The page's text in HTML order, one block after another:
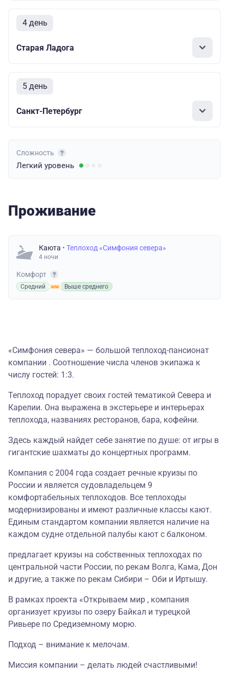
4 день
Старая Ладога
5 день
Санкт-Петербург
Сложность
Легкий уровень
Проживание
Каюта • Теплоход «Симфония севера»
4 ночи
Комфорт
Средний Выше среднего
«Симфония севера» — большой теплоход-пансионат
компании . Соотношение числа членов экипажа к
числу гостей: 1:3.
Теплоход порадует своих гостей тематикой Севера и
Карелии. Она выражена в экстерьере и интерьерах
теплохода, названиях ресторанов, бара, кофейни.
Здесь каждый найдет себе занятие по душе: от игры в
гигантские шахматы до концертных программ.
Компания с 2004 года создает речные круизы по
России и является судовладельцем 9
комфортабельных теплоходов. Все теплоходы
модернизированы и имеют различные классы кают.
Единым стандартом компании является наличие на
каждом судне отдельной палубы кают с балконом.
предлагает круизы на собственных теплоходах по
центральной части России, по рекам Волга, Кама, Дон
и другие, а также по рекам Сибири – Оби и Иртышу.
В рамках проекта «Открываем мир , компания
организует круизы по озеру Байкал и турецкой
Ривьере по Средиземному морю.
Подход – внимание к мелочам.
Миссия компании – делать людей счастливыми!